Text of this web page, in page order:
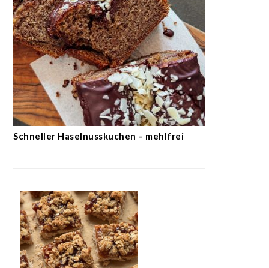
Schneller Haselnusskuchen – mehlfrei